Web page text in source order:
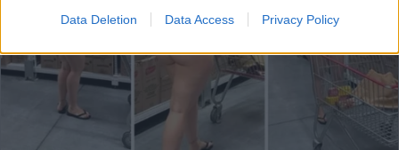
Data Deletion Data Access Privacy Policy